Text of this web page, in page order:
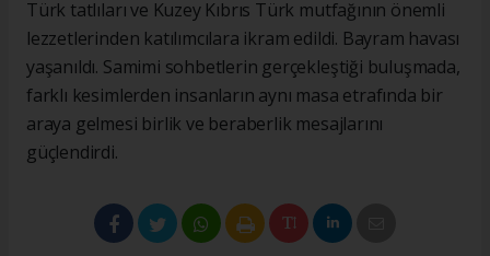
Türk tatlıları ve Kuzey Kıbrıs Türk mutfağının önemli
lezzetlerinden katılımcılara ikram edildi. Bayram havası
yaşanıldı. Samimi sohbetlerin gerçekleştiği buluşmada,
farklı kesimlerden insanların aynı masa etrafında bir
araya gelmesi birlik ve beraberlik mesajlarını
güçlendirdi.